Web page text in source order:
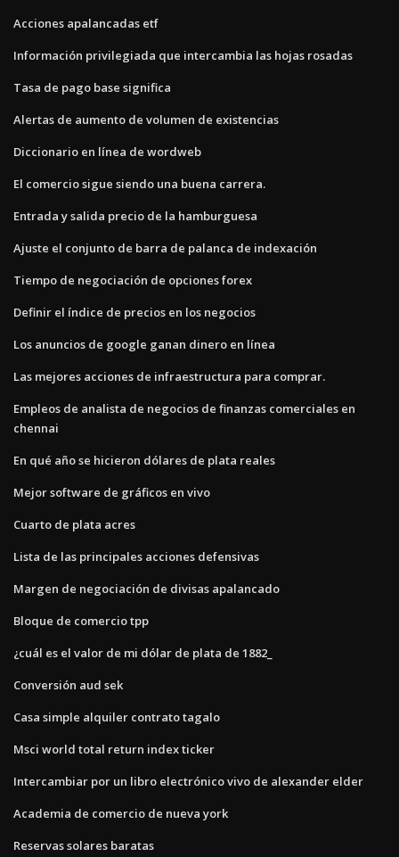
Acciones apalancadas etf
Información privilegiada que intercambia las hojas rosadas
Tasa de pago base significa
Alertas de aumento de volumen de existencias
Diccionario en línea de wordweb
El comercio sigue siendo una buena carrera.
Entrada y salida precio de la hamburguesa
Ajuste el conjunto de barra de palanca de indexación
Tiempo de negociación de opciones forex
Definir el índice de precios en los negocios
Los anuncios de google ganan dinero en línea
Las mejores acciones de infraestructura para comprar.
Empleos de analista de negocios de finanzas comerciales en
chennai
En qué año se hicieron dólares de plata reales
Mejor software de gráficos en vivo
Cuarto de plata acres
Lista de las principales acciones defensivas
Margen de negociación de divisas apalancado
Bloque de comercio tpp
¿cuál es el valor de mi dólar de plata de 1882_
Conversión aud sek
Casa simple alquiler contrato tagalo
Msci world total return index ticker
Intercambiar por un libro electrónico vivo de alexander elder
Academia de comercio de nueva york
Reservas solares baratas